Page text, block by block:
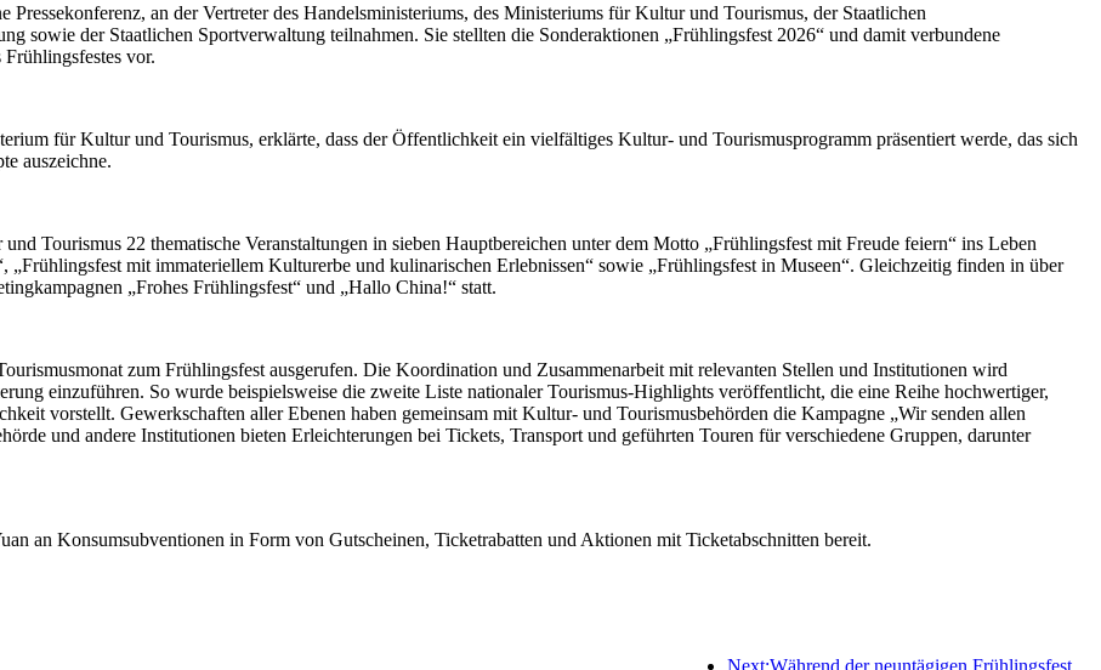
Pressekonferenz, an der Vertreter des Handelsministeriums, des Ministeriums für Kultur und Tourismus, der Staatlichen
sowie der Staatlichen Sportverwaltung teilnahmen. Sie stellten die Sonderaktionen „Frühlingsfest 2026“ und damit verbundene
vor.
für Kultur und Tourismus, erklärte, dass der Öffentlichkeit ein vielfältiges Kultur- und Tourismusprogramm präsentiert werde, das sich
auszeichne.
Tourismus 22 thematische Veranstaltungen in sieben Hauptbereichen unter dem Motto „Frühlingsfest mit Freude feiern“ ins Leben
mit immateriellem Kulturerbe und kulinarischen Erlebnissen“ sowie „Frühlingsfest in Museen“. Gleichzeitig finden in über
„Frohes Frühlingsfest“ und „Hallo China!“ statt.
zum Frühlingsfest ausgerufen. Die Koordination und Zusammenarbeit mit relevanten Stellen und Institutionen wird
einzuführen. So wurde beispielsweise die zweite Liste nationaler Tourismus-Highlights veröffentlicht, die eine Reihe hochwertiger,
vorstellt. Gewerkschaften aller Ebenen haben gemeinsam mit Kultur- und Tourismusbehörden die Kampagne „Wir senden allen
und andere Institutionen bieten Erleichterungen bei Tickets, Transport und geführten Touren für verschiedene Gruppen, darunter
an Konsumsubventionen in Form von Gutscheinen, Ticketrabatten und Aktionen mit Ticketabschnitten bereit.